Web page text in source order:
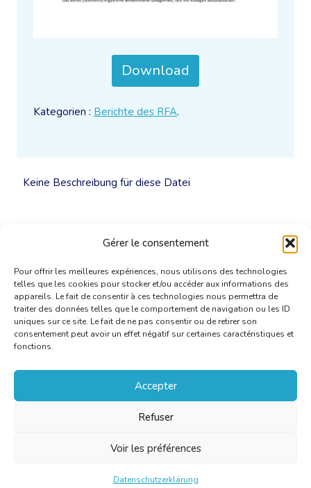
Gérer le consentement
Pour offrir les meilleures expériences, nous utilisons des technologies
telles que les cookies pour stocker et/ou accéder aux informations des
appareils. Le fait de consentir à ces technologies nous permettra de
traiter des données telles que le comportement de navigation ou les ID
uniques sur ce site. Le fait de ne pas consentir ou de retirer son
consentement peut avoir un effet négatif sur certaines caractéristiques et
fonctions.
Accepter
Refuser
Voir les préférences
Datenschutzerklärung
Keine Beschreibung für diese Datei
Download
Kategorien : Berichte des RFA.